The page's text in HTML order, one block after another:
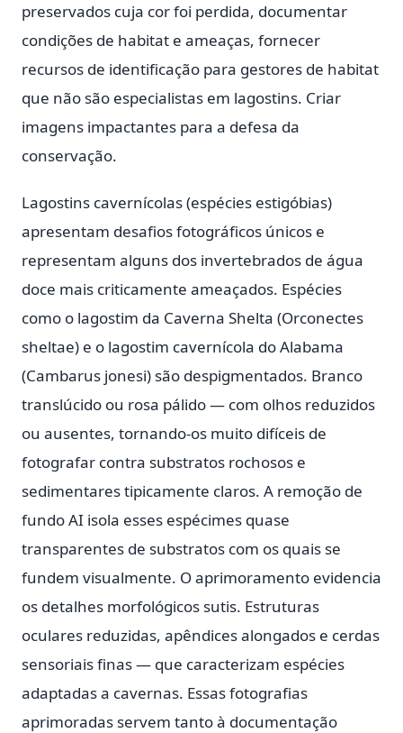
preservados cuja cor foi perdida, documentar
condições de habitat e ameaças, fornecer
recursos de identificação para gestores de habitat
que não são especialistas em lagostins. Criar
imagens impactantes para a defesa da
conservação.
Lagostins cavernícolas (espécies estigóbias)
apresentam desafios fotográficos únicos e
representam alguns dos invertebrados de água
doce mais criticamente ameaçados. Espécies
como o lagostim da Caverna Shelta (Orconectes
sheltae) e o lagostim cavernícola do Alabama
(Cambarus jonesi) são despigmentados. Branco
translúcido ou rosa pálido — com olhos reduzidos
ou ausentes, tornando-os muito difíceis de
fotografar contra substratos rochosos e
sedimentares tipicamente claros. A remoção de
fundo AI isola esses espécimes quase
transparentes de substratos com os quais se
fundem visualmente. O aprimoramento evidencia
os detalhes morfológicos sutis. Estruturas
oculares reduzidas, apêndices alongados e cerdas
sensoriais finas — que caracterizam espécies
adaptadas a cavernas. Essas fotografias
aprimoradas servem tanto à documentação